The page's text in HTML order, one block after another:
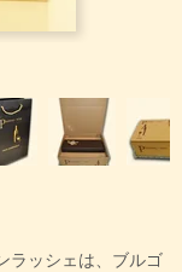
ラッシェは、ブルゴ